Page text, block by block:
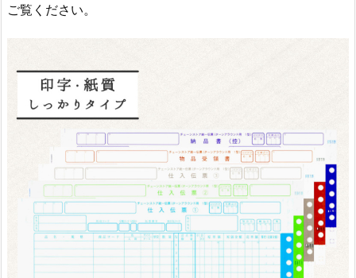
ご覧ください。